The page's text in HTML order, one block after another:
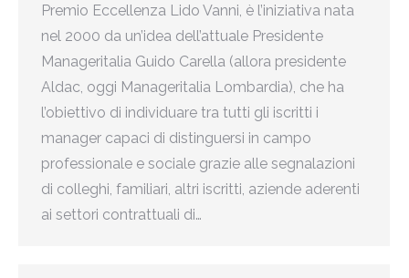
Premio Eccellenza Lido Vanni, è l’iniziativa nata
nel 2000 da un’idea dell’attuale Presidente
Manageritalia Guido Carella (allora presidente
Aldac, oggi Manageritalia Lombardia), che ha
l’obiettivo di individuare tra tutti gli iscritti i
manager capaci di distinguersi in campo
professionale e sociale grazie alle segnalazioni
di colleghi, familiari, altri iscritti, aziende aderenti
ai settori contrattuali di…